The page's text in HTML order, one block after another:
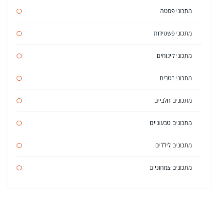
מתכוני פסטה
מתכוני פשטידות
מתכוני קינוחים
מתכוני רטבים
מתכונים חלביים
מתכונים טבעוניים
מתכונים לילדים
מתכונים צמחוניים